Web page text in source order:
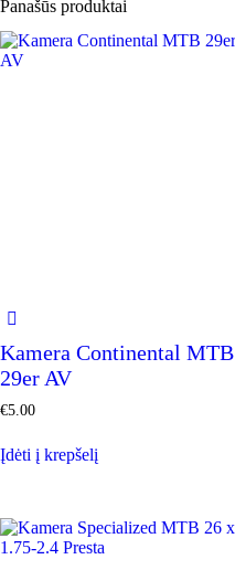
Panašūs produktai
Kamera Continental MTB
29er AV
€5.00
Įdėti į krepšelį